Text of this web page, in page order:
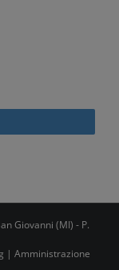
Giovanni (MI) - P.
| Amministrazione